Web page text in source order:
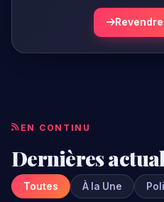
EN CONTINU
LIBRE OPINION